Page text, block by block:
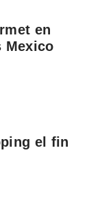
en
Mexico
el fin